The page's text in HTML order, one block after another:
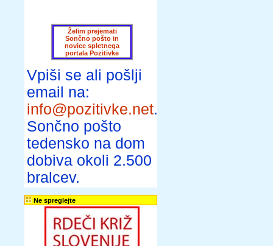
Želim prejemati
Sončno pošto in
novice spletnega
portala Pozitivke
Vpiši se ali pošlji
email na:
info@pozitivke.net.
Sončno pošto
tedensko na dom
dobiva okoli 2.500
bralcev.
Ne spreglejte